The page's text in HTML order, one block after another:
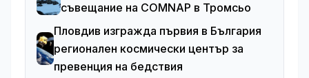
съвещание на COMNAP в Тромсьо
Пловдив изгражда първия в България
регионален космически център за
превенция на бедствия